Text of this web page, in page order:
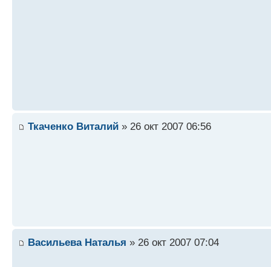
Ткаченко Виталий » 26 окт 2007 06:56
Васильева Наталья » 26 окт 2007 07:04